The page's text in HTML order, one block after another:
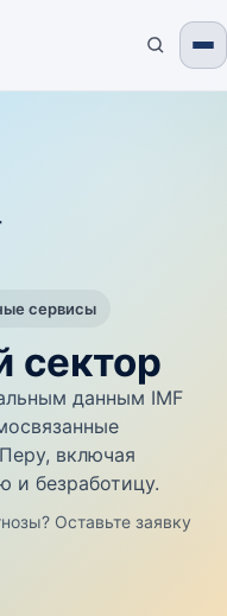
сервисы
сектор
данным IMF
включая
и безработицу.
Оставьте заявку